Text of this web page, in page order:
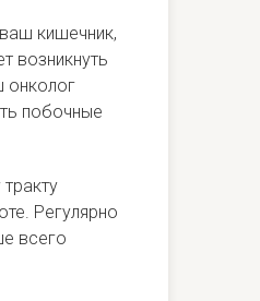
кишечник,
возникнуть
онколог
побочные
Регулярно
всего